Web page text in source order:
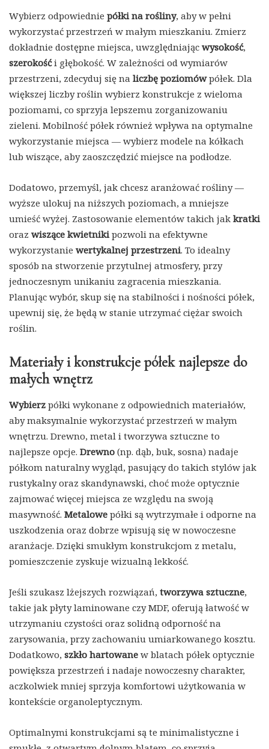
Wybierz odpowiednie półki na rośliny, aby w pełni
wykorzystać przestrzeń w małym mieszkaniu. Zmierz
dokładnie dostępne miejsca, uwzględniając wysokość,
szerokośći głębokość. W zależności od wymiarów
przestrzeni, zdecyduj się na liczbę poziomówpółek. Dla
większej liczby roślin wybierz konstrukcje z wieloma
poziomami, co sprzyja lepszemu zorganizowaniu
zieleni. Mobilność półek również wpływa na optymalne
wykorzystanie miejsca — wybierz modele na kółkach
lub wiszące, aby zaoszczędzić miejsce na podłodze.
Dodatowo, przemyśl, jak chcesz aranżować rośliny —
wyższe ulokuj na niższych poziomach, a mniejsze
umieść wyżej. Zastosowanie elementów takich jak kratki
oraz wiszące kwietnikipozwoli na efektywne
wykorzystanie wertykalnej przestrzeni. To idealny
sposób na stworzenie przytulnej atmosfery, przy
jednoczesnym unikaniu zagracenia mieszkania.
Planując wybór, skup się na stabilności i nośności półek,
upewnij się, że będą w stanie utrzymać ciężar swoich
roślin.
Materiały i konstrukcje półek najlepsze do
małych wnętrz
Wybierz półki wykonane z odpowiednich materiałów,
aby maksymalnie wykorzystać przestrzeń w małym
wnętrzu. Drewno, metal i tworzywa sztuczne to
najlepsze opcje. Drewno (np. dąb, buk, sosna) nadaje
półkom naturalny wygląd, pasujący do takich stylów jak
rustykalny oraz skandynawski, choć może optycznie
zajmować więcej miejsca ze względu na swoją
masywność. Metalowe półki są wytrzymałe i odporne na
uszkodzenia oraz dobrze wpisują się w nowoczesne
aranżacje. Dzięki smukłym konstrukcjom z metalu,
pomieszczenie zyskuje wizualną lekkość.
Jeśli szukasz lżejszych rozwiązań, tworzywa sztuczne,
takie jak płyty laminowane czy MDF, oferują łatwość w
utrzymaniu czystości oraz solidną odporność na
zarysowania, przy zachowaniu umiarkowanego kosztu.
Dodatkowo, szkło hartowane w blatach półek optycznie
powiększa przestrzeń i nadaje nowoczesny charakter,
aczkolwiek mniej sprzyja komfortowi użytkowania w
kontekście organoleptycznym.
Optimalnymi konstrukcjami są te minimalistyczne i